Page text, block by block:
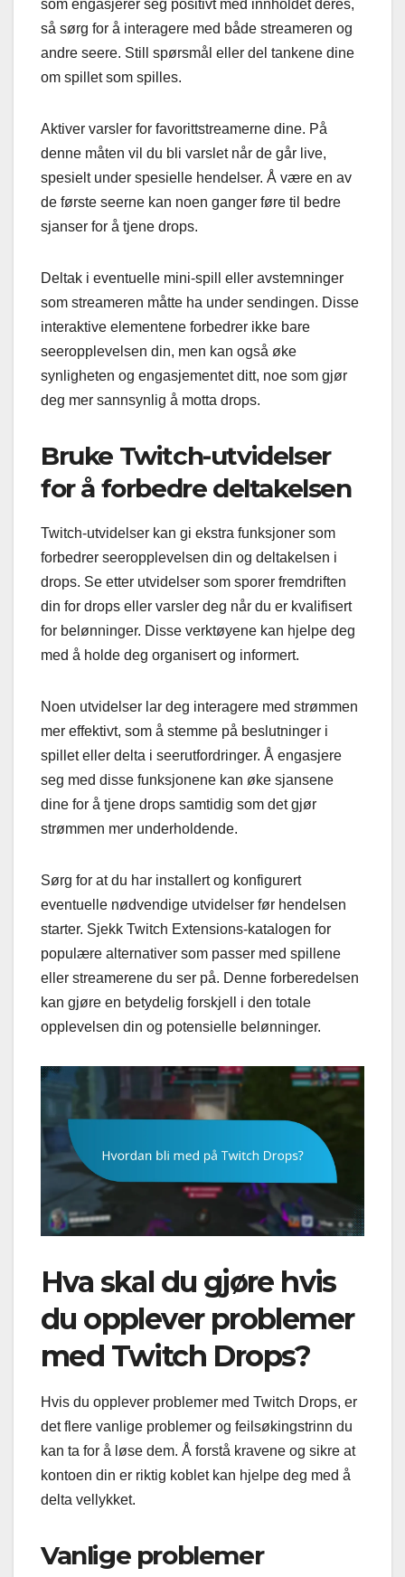
som engasjerer seg positivt med innholdet deres,
så sørg for å interagere med både streameren og
andre seere. Still spørsmål eller del tankene dine
om spillet som spilles.
Aktiver varsler for favorittstreamerne dine. På
denne måten vil du bli varslet når de går live,
spesielt under spesielle hendelser. Å være en av
de første seerne kan noen ganger føre til bedre
sjanser for å tjene drops.
Deltak i eventuelle mini-spill eller avstemninger
som streameren måtte ha under sendingen. Disse
interaktive elementene forbedrer ikke bare
seeropplevelsen din, men kan også øke
synligheten og engasjementet ditt, noe som gjør
deg mer sannsynlig å motta drops.
Bruke Twitch-utvidelser
for å forbedre deltakelsen
Twitch-utvidelser kan gi ekstra funksjoner som
forbedrer seeropplevelsen din og deltakelsen i
drops. Se etter utvidelser som sporer fremdriften
din for drops eller varsler deg når du er kvalifisert
for belønninger. Disse verktøyene kan hjelpe deg
med å holde deg organisert og informert.
Noen utvidelser lar deg interagere med strømmen
mer effektivt, som å stemme på beslutninger i
spillet eller delta i seerutfordringer. Å engasjere
seg med disse funksjonene kan øke sjansene
dine for å tjene drops samtidig som det gjør
strømmen mer underholdende.
Sørg for at du har installert og konfigurert
eventuelle nødvendige utvidelser før hendelsen
starter. Sjekk Twitch Extensions-katalogen for
populære alternativer som passer med spillene
eller streamerene du ser på. Denne forberedelsen
kan gjøre en betydelig forskjell i den totale
opplevelsen din og potensielle belønninger.
Hva skal du gjøre hvis
du opplever problemer
med Twitch Drops?
Hvis du opplever problemer med Twitch Drops, er
det flere vanlige problemer og feilsøkingstrinn du
kan ta for å løse dem. Å forstå kravene og sikre at
kontoen din er riktig koblet kan hjelpe deg med å
delta vellykket.
Vanlige problemer